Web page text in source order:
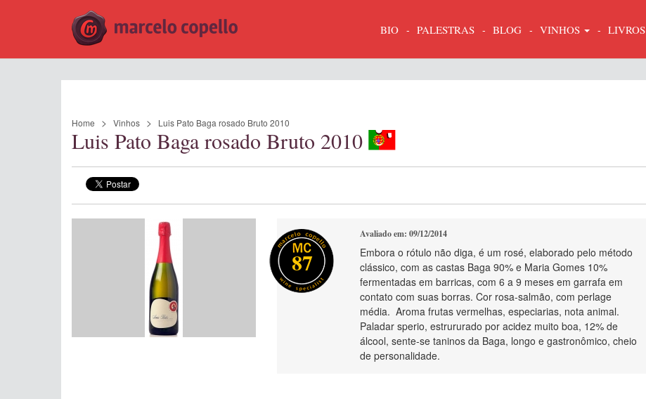
BIO PALESTRAS BLOG VINHOS LIVROS
Home Vinhos Luis Pato Baga rosado Bruto 2010
Luis Pato Baga rosado Bruto 2010
87
Avaliado em: 09/12/2014
Embora o rótulo não diga, é um rosé, elaborado pelo método
clássico, com as castas Baga 90% e Maria Gomes 10%
fermentadas em barricas, com 6 a 9 meses em garrafa em
contato com suas borras. Cor rosa-salmão, com perlage
média. Aroma frutas vermelhas, especiarias, nota animal.
Paladar sperio, estrururado por acidez muito boa, 12% de
álcool, sente-se taninos da Baga, longo e gastronômico, cheio
de personalidade.